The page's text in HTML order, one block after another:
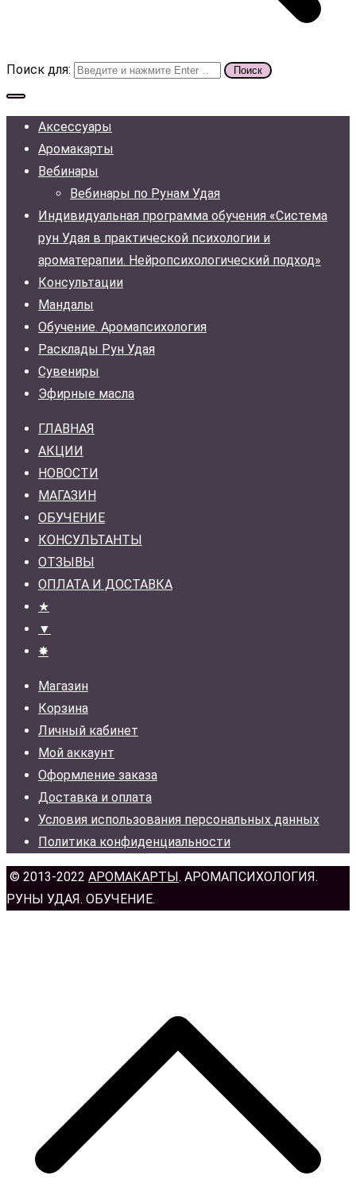
Поиск для:
Аксессуары
Аромакарты
Вебинары
Вебинары по Рунам Удая
Индивидуальная программа обучения «Система
рун Удая в практической психологии и
ароматерапии. Нейропсихологический подход»
Консультации
Мандалы
Обучение. Аромапсихология
Расклады Рун Удая
Сувениры
Эфирные масла
ГЛАВНАЯ
АКЦИИ
НОВОСТИ
МАГАЗИН
ОБУЧЕНИЕ
КОНСУЛЬТАНТЫ
ОТЗЫВЫ
ОПЛАТА И ДОСТАВКА
★
▼
✸
Магазин
Корзина
Личный кабинет
Мой аккаунт
Оформление заказа
Доставка и оплата
Условия использования персональных данных
Политика конфиденциальности
© 2013-2022 АРОМАКАРТЫ. АРОМАПСИХОЛОГИЯ.
РУНЫ УДАЯ. ОБУЧЕНИЕ.